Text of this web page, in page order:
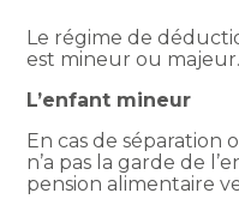
Le régime de
est mineur ou majeur.
L’enfant mineur
En cas de séparation
n’a pas la garde de
pension alimentaire